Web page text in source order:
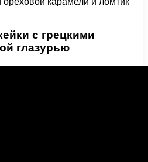
с грецкими
глазурью